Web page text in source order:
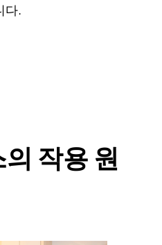
다.
작용 원